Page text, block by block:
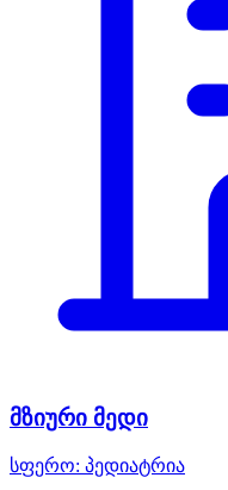
მზიური მედი
სფერო: პედიატრია